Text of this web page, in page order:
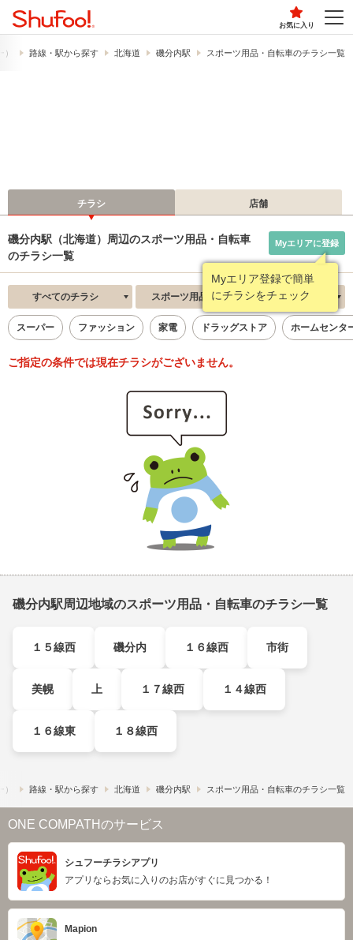
お気に入り
路線・駅から探す 北海道 磯分内駅 スポーツ用品・自転車のチラシ一覧
チラシ 店舗
磯分内駅（北海道）周辺のスポーツ用品・自転車
のチラシ一覧
Myエリア登録で簡単
にチラシをチェック
Myエリアに登録
すべてのチラシ スポーツ用品・自転車 新着順
スーパー ファッション 家電 ドラッグストア ホームセンタ
ご指定の条件では現在チラシがございません。
磯分内駅周辺地域のスポーツ用品・自転車のチラシ一覧
１５線西 磯分内 １６線西 市街
美幌 上 １７線西 １４線西
１６線東 １８線西
路線・駅から探す 北海道 磯分内駅 スポーツ用品・自転車のチラシ一覧
ONE COMPATHのサービス
シュフーチラシアプリ
アプリならお気に入りのお店がすぐに見つかる！
Mapion